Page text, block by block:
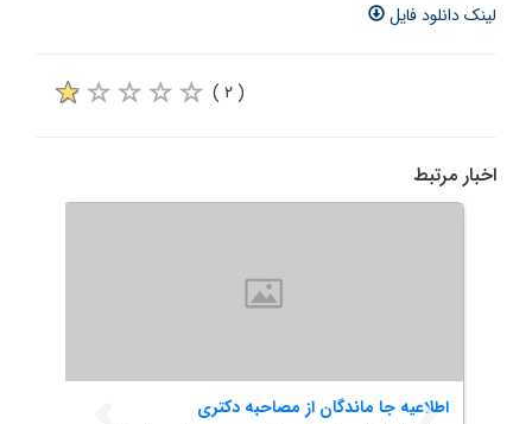
لینک دانلود فایل
( ۲ )
اخبار مرتبط
اطلاعیه جا ماندگان از مصاحبه دکتری